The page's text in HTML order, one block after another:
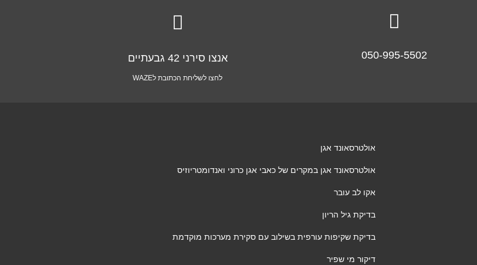

אנצו סירני 42 גבעתיים
לחצו לשליחת הכתובת לWAZE

050-995-5502
אולטרסאונד אגן
אולטרסאונד אגן במקרים של כאבי אגן כרוני ואנדומטריוזיס
אקו לב עובר
בדיקת גיל הריון
בדיקת שקיפות עורפית בשילוב עם סקירת מערכות מוקדמת
דיקור מי שפיר